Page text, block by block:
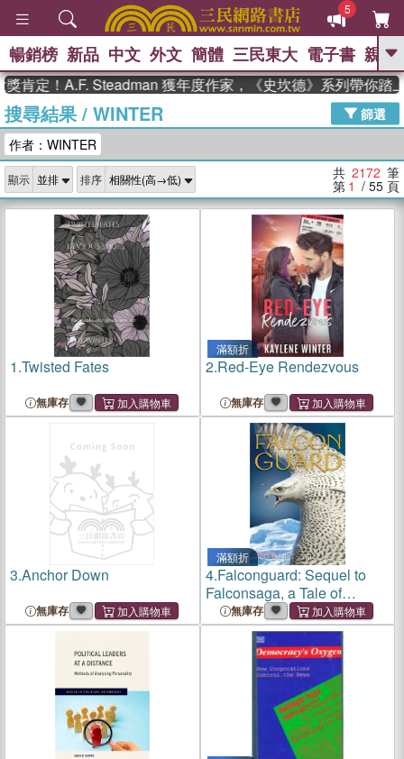
5
GO
高希均教授回憶錄
、 The Odyssey 、 父親節 、 如果歷
獎 臺灣漫遊錄 、 方念華 、 台灣的李
登輝時代
數學女孩：黎曼猜想 、
偉大的迷走神經
暢銷榜 新品 中文 外文 簡體 三民東大 電子書 親子
A.F. Steadman 獲年度作家，《史坎德》系列帶你踏上熱血
搜尋結果/ WINTER
篩選
作者：WINTER
顯示 排序 共 2172 筆
第 1 / 55 頁
1.Twisted Fates
無庫存
滿額折
2.Red-Eye Rendezvous
無庫存
3.Anchor Down
無庫存
滿額折
4.Falconguard: Sequel to
Falconsaga, a Tale of
Icelandic Folklore
無庫存